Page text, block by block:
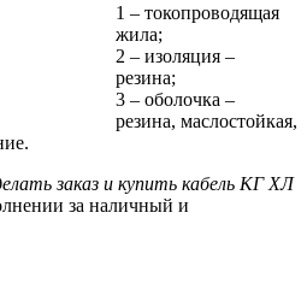
1 – токопроводящая
жила;
2 – изоляция –
резина;
3 – оболочка –
резина, маслостойкая,
заказ и купить кабель КГ ХЛ
за наличный и